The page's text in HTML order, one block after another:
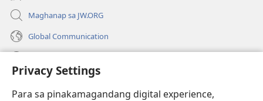
Privacy Settings
Para sa pinakamagandang digital experience,
Maghanap sa JW.ORG
Global Communication
(may